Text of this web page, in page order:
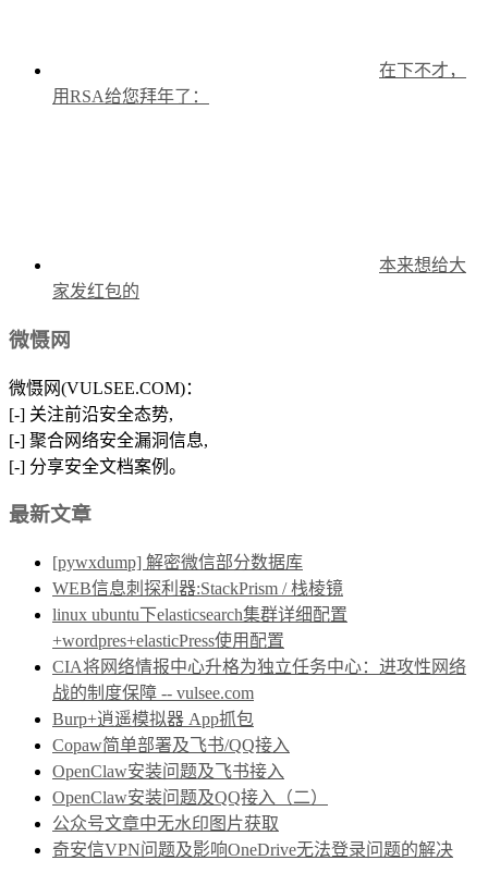
在下不才，
用RSA给您拜年了：
本来想给大
家发红包的
微慑网
微慑网(VULSEE.COM)：
[-] 关注前沿安全态势,
[-] 聚合网络安全漏洞信息,
[-] 分享安全文档案例。
最新文章
[pywxdump] 解密微信部分数据库
WEB信息刺探利器:StackPrism / 栈棱镜
linux ubuntu下elasticsearch集群详细配置
+wordpres+elasticPress使用配置
CIA将网络情报中心升格为独立任务中心：进攻性网络
战的制度保障 -- vulsee.com
Burp+逍遥模拟器 App抓包
Copaw简单部署及飞书/QQ接入
OpenClaw安装问题及飞书接入
OpenClaw安装问题及QQ接入（二）
公众号文章中无水印图片获取
奇安信VPN问题及影响OneDrive无法登录问题的解决